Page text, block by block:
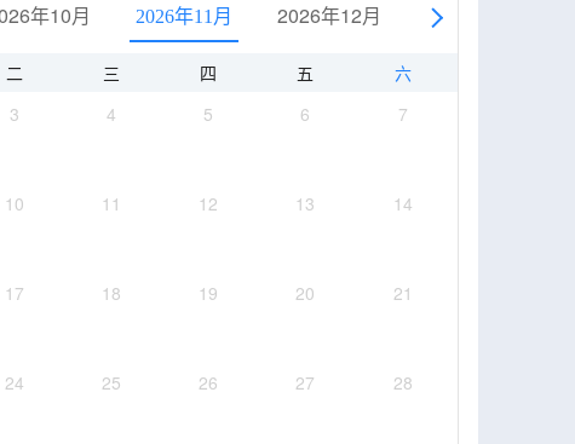
年10月 2026年11月 2026年12月 2027年1月
二 三 四 五
六
3 4 5 6 7
10 11 12 13 14
17 18 19 20 21
24 25 26 27 28